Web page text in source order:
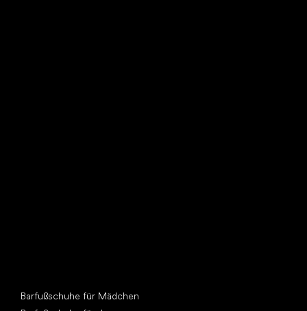
Barfußschuhe für Mädchen